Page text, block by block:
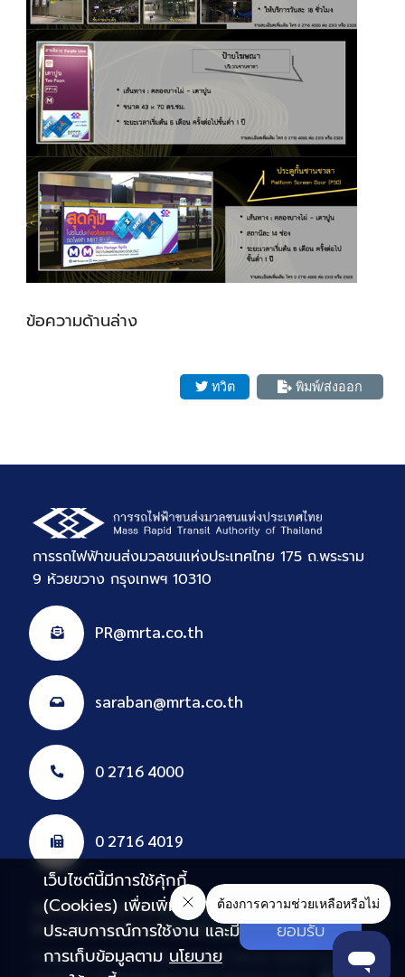
ข้อความด้านล่าง
ทวิต พิมพ์/ส่งออก
การรถไฟฟ้าขนส่งมวลชนแห่งประเทศไทย 175 ถ.พระราม
9 ห้วยขวาง กรุงเทพฯ 10310
PR@mrta.co.th
saraban@mrta.co.th
0 2716 4000
0 2716 4019
แผนผังเว็บไซต์นโยบายคุ้มครองข้อมูลส่วนบุคคลE-Services
อีเมล รฟม.HRDฝรภ.VPNIntranetทดสอบสมาคมพนักงาน
Copyright © 2026 Mass Rapid Transit Authority Of
เว็บไซต์นี้มีการใช้คุ้กกี้
(Cookies) เพื่อเพิ่ม
ประสบการณ์การใช้งาน และมี
การเก็บข้อมูลตาม นโยบาย
ยอมรับ